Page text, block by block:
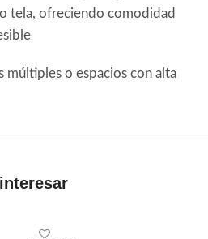
tela, ofreciendo comodidad
múltiples o espacios con alta